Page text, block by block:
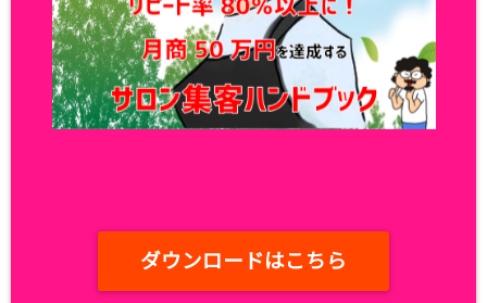
ダウンロードはこちら